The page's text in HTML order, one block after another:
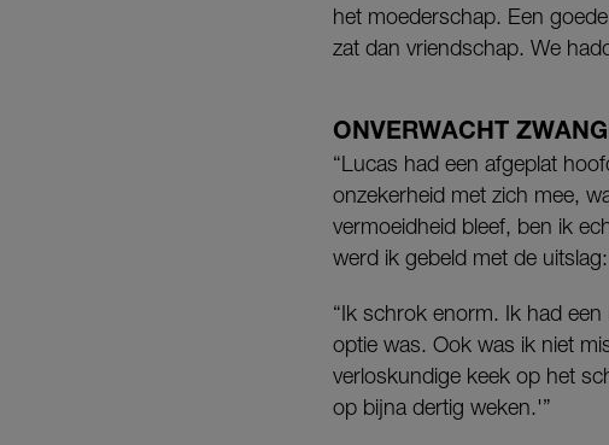
het moederschap. Een
zat dan vriendschap. We
ONVERWACHT
“Lucas had een afgeplat
onzekerheid met zich mee,
vermoeidheid bleef, ben ik
werd ik gebeld met de
“Ik schrok enorm. Ik had
optie was. Ook was ik niet
verloskundige keek op het
op bijna dertig weken.'”